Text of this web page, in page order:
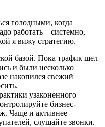
голодными, когда
работать – системно,
я вижу стратегию.
базой. Пока трафик шел
и были несколько
накопился свежий
узако­ненного
бизнес-
Чаще и активнее
слушайте звонки.